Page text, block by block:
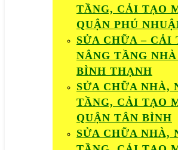
TẦNG, CẢI TẠO
QUẬN PHÚ
SỬA CHỮA – CẢI
NÂNG TẦNG
BÌNH THẠNH
SỬA CHỮA NHÀ,
TẦNG, CẢI TẠO
QUẬN TÂN BÌNH
SỬA CHỮA NHÀ,